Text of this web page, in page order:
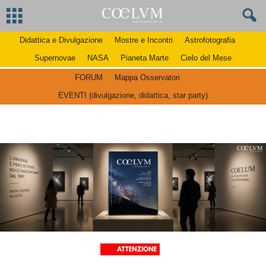
Didattica e Divulgazione Mostre e Incontri
Astrofotografia
Supernovae
NASA Pianeta Marte Cielo del Mese
FORUM
Mappa Osservatori
EVENTI (divulgazione, didattica, star party)